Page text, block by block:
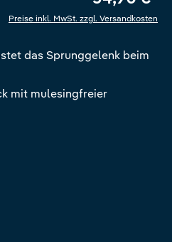
Preise inkl. MwSt. zzgl. Versandkosten
das Sprunggelenk beim
mit mulesingfreier